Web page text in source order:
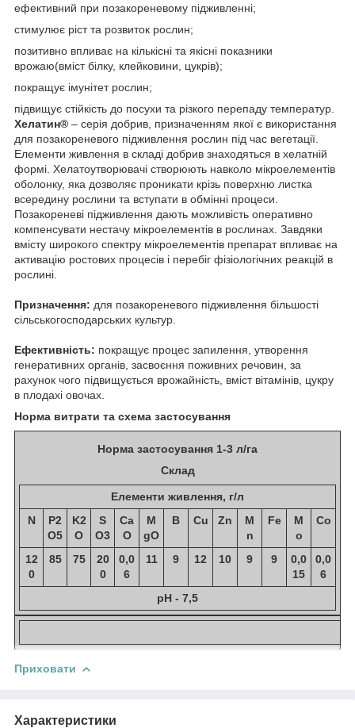
ефективний при позакореневому підживленні;
стимулює ріст та розвиток рослин;
позитивно впливає на кількісні та якісні показники
врожаю(вміст білку, клейковини, цукрів);
покращує імунітет рослин;
підвищує стійкість до посухи та різкого перепаду температур.
Хелатин® – серія добрив, призначенням якої є використання
для позакореневого підживлення рослин під час вегетації.
Елементи живлення в складі добрив знаходяться в хелатній
формі. Хелатоутворювачі створюють навколо мікроелементів
оболонку, яка дозволяє проникати крізь поверхню листка
всередину рослини та вступати в обмінні процеси.
Позакореневі підживлення дають можливість оперативно
компенсувати нестачу мікроелементів в рослинах. Завдяки
вмісту широкого спектру мікроелементів препарат впливає на
активацію ростових процесів і перебіг фізіологічних реакцій в
рослині.
Призначення: для позакореневого підживлення більшості
сільськогосподарських культур.
Ефективність: покращує процес запилення, утворення
генеративних органів, засвоєння поживних речовин, за
рахунок чого підвищується врожайність, вміст вітамінів, цукру
в плодахі овочах.
Норма витрати та схема застосування
Норма застосування 1-3 л/га
Склад
Елементи живлення, г/л
N
P2
O5
K2
O
S
O3
Ca
O
M
gO
B Cu Zn
M
n
Fe
M
o
Co
12
0
85 75
20
0
0,0
6
11 9 12 10 9 9
0,0
15
0,0
6
pH - 7,5
Приховати
Характеристики